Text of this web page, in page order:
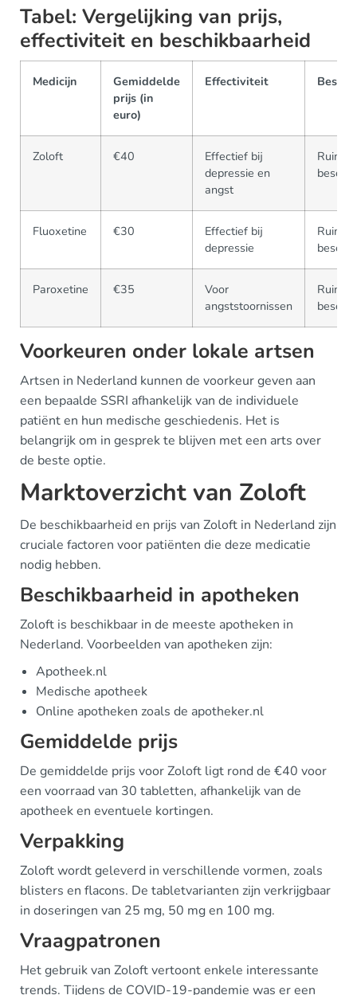
Tabel: Vergelijking van prijs,
effectiviteit en beschikbaarheid
Medicijn
Gemiddelde
prijs (in
euro)
Effectiviteit
Zoloft €40
Effectief bij
depressie en
angst
Ruim
Fluoxetine €30
Effectief bij
depressie
Ruim
Paroxetine €35
Voor
angststoornissen
Ruim
Voorkeuren onder lokale artsen
Artsen in Nederland kunnen de voorkeur geven aan
een bepaalde SSRI afhankelijk van de individuele
patiënt en hun medische geschiedenis. Het is
belangrijk om in gesprek te blijven met een arts over
de beste optie.
Marktoverzicht van Zoloft
De beschikbaarheid en prijs van Zoloft in Nederland zijn
cruciale factoren voor patiënten die deze medicatie
nodig hebben.
Beschikbaarheid in apotheken
Zoloft is beschikbaar in de meeste apotheken in
Nederland. Voorbeelden van apotheken zijn:
Apotheek.nl
Medische apotheek
Online apotheken zoals de apotheker.nl
Gemiddelde prijs
De gemiddelde prijs voor Zoloft ligt rond de €40 voor
een voorraad van 30 tabletten, afhankelijk van de
apotheek en eventuele kortingen.
Verpakking
Zoloft wordt geleverd in verschillende vormen, zoals
blisters en flacons. De tabletvarianten zijn verkrijgbaar
in doseringen van 25 mg, 50 mg en 100 mg.
Vraagpatronen
Het gebruik van Zoloft vertoont enkele interessante
trends. Tijdens de COVID-19-pandemie was er een